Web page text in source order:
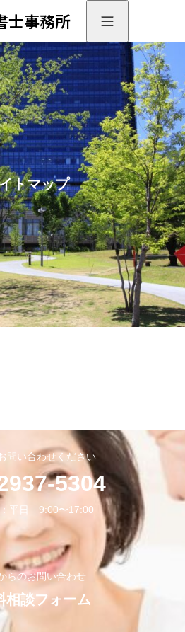
士事務所
トマップ
問い合わせください
5304
平日 9:00〜17:00
らのお問い合わせ
相談フォーム